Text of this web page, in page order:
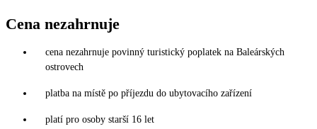
Cena nezahrnuje
cena nezahrnuje povinný turistický poplatek na Baleárských
ostrovech
platba na místě po příjezdu do ubytovacího zařízení
platí pro osoby starší 16 let